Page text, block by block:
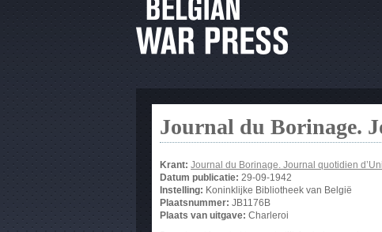
Journal du Borinage.
Krant: Journal du Borinage. Journal quotidien
Datum publicatie: 29-09-1942
Instelling: Koninklijke Bibliotheek van België
Plaatsnummer: JB1176B
Plaats van uitgave: Charleroi